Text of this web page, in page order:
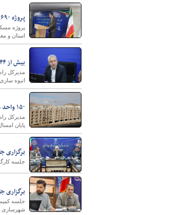
شهرسازی
پروژه ۶۹۰ واحدی نهضت ملی مسکن در همدان افتتاح شد
استان و
بیش از ۵۴۴ واحد مسکونی در شهر گلمان آماده تحویل است
انبوه
۱۵۰ واحد مسکونی در مهاباد آذربایجان غربی آماده بهره‌برداری است
پایان
برگزاری
جلسه
برگزاری جلسه
شهرسازی